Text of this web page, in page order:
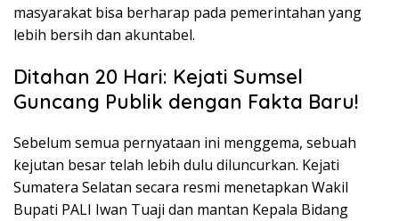
masyarakat bisa berharap pada pemerintahan yang
lebih bersih dan akuntabel.
Ditahan 20 Hari: Kejati Sumsel
Guncang Publik dengan Fakta Baru!
Sebelum semua pernyataan ini menggema, sebuah
kejutan besar telah lebih dulu diluncurkan. Kejati
Sumatera Selatan secara resmi menetapkan Wakil
Bupati PALI Iwan Tuaji dan mantan Kepala Bidang